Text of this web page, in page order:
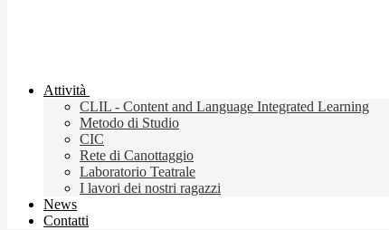
Attività
CLIL - Content and Language Integrated Learning
Metodo di Studio
CIC
Rete di Canottaggio
Laboratorio Teatrale
I lavori dei nostri ragazzi
News
Contatti